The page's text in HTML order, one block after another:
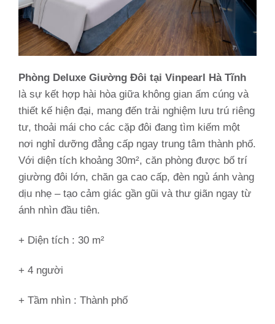
Phòng Deluxe Giường Đôi tại Vinpearl Hà Tĩnh
là sự kết hợp hài hòa giữa không gian ấm cúng và
thiết kế hiện đại, mang đến trải nghiệm lưu trú riêng
tư, thoải mái cho các cặp đôi đang tìm kiếm một
nơi nghỉ dưỡng đẳng cấp ngay trung tâm thành phố.
Với diện tích khoảng 30m², căn phòng được bố trí
giường đôi lớn, chăn ga cao cấp, đèn ngủ ánh vàng
dịu nhẹ – tạo cảm giác gần gũi và thư giãn ngay từ
ánh nhìn đầu tiên.
+ Diện tích : 30 m²
+ 4 người
+ Tầm nhìn : Thành phố